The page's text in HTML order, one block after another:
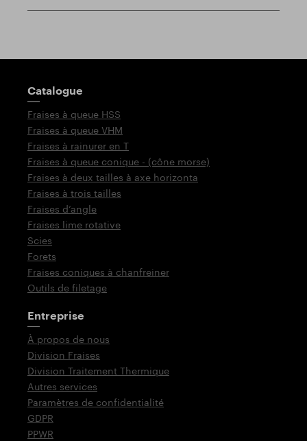
Poteau indicateur
Catalogue
Fraises à queue HSS
Fraises à queue VHM
Fraises à rainurer en T
Fraises à queue conique - (cône morse)
Fraises à deux tailles à axe horizonta
Fraises à trois tailles
Fraises d‘angle
Fraises lime rotative
Scies
Forets
Fraises coniques à chanfreiner
Outils de filetage
Entreprise
À propos de nous
Division Fraises
Division Traitement Thermique
Autres services
Paramètres de confidentialité
GDPR
PPWR